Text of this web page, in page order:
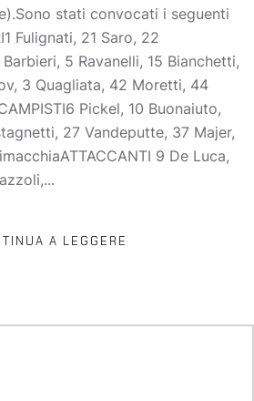
stati convocati i seguenti
Fulignati, 21 Saro, 22
5 Ravanelli, 15 Bianchetti,
3 Quagliata, 42 Moretti, 44
Pickel, 10 Buonaiuto,
27 Vandeputte, 37 Majer,
9 De Luca,
A LEGGERE